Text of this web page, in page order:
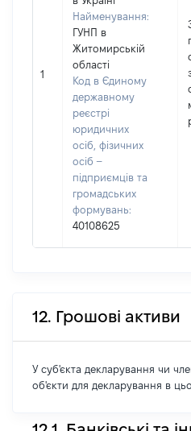
1
Найменування:
ГУНП в
Житомирській
області
Код в Єдиному
державному
реєстрі
юридичних
осіб, фізичних
осіб –
підприємців та
громадських
формувань:
40108625
12. Грошові активи
У суб'єкта декларування чи
об'єкти для декларування в